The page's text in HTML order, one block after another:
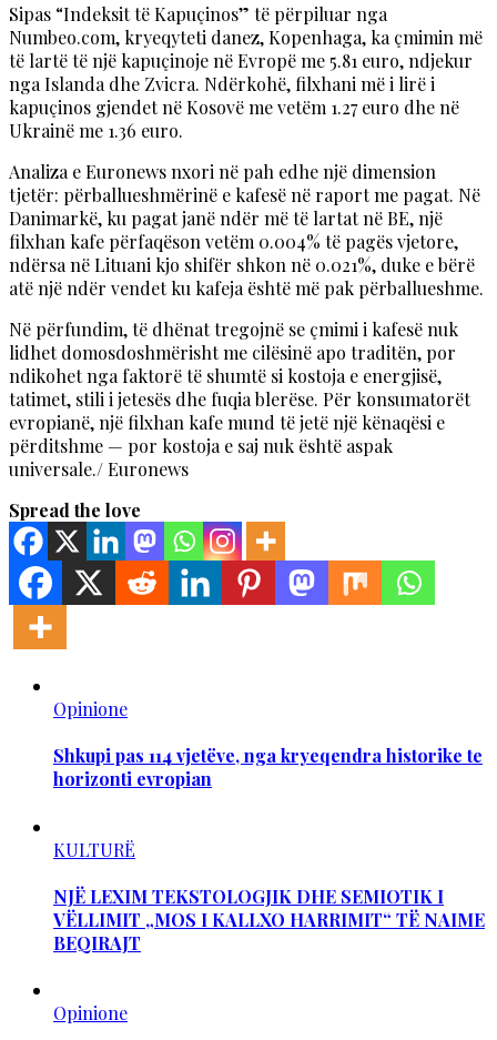
Sipas “Indeksit të Kapuçinos” të përpiluar nga
Numbeo.com, kryeqyteti danez, Kopenhaga, ka çmimin më
të lartë të një kapuçinoje në Evropë me 5.81 euro, ndjekur
nga Islanda dhe Zvicra. Ndërkohë, filxhani më i lirë i
kapuçinos gjendet në Kosovë me vetëm 1.27 euro dhe në
Ukrainë me 1.36 euro.
Analiza e Euronews nxori në pah edhe një dimension
tjetër: përballueshmërinë e kafesë në raport me pagat. Në
Danimarkë, ku pagat janë ndër më të lartat në BE, një
filxhan kafe përfaqëson vetëm 0.004% të pagës vjetore,
ndërsa në Lituani kjo shifër shkon në 0.021%, duke e bërë
atë një ndër vendet ku kafeja është më pak përballueshme.
Në përfundim, të dhënat tregojnë se çmimi i kafesë nuk
lidhet domosdoshmërisht me cilësinë apo traditën, por
ndikohet nga faktorë të shumtë si kostoja e energjisë,
tatimet, stili i jetesës dhe fuqia blerëse. Për konsumatorët
evropianë, një filxhan kafe mund të jetë një kënaqësi e
përditshme — por kostoja e saj nuk është aspak
universale./ Euronews
Spread the love
Opinione
Shkupi pas 114 vjetëve, nga kryeqendra historike te
horizonti evropian
KULTURË
NJË LEXIM TEKSTOLOGJIK DHE SEMIOTIK I
VËLLIMIT „MOS I KALLXO HARRIMIT“ TË NAIME
BEQIRAJT
Opinione